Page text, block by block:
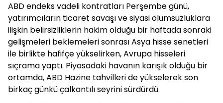
ABD endeks vadeli kontratları Perşembe günü,
yatırımcıların ticaret savaşı ve siyasi olumsuzluklara
ilişkin belirsizliklerin hakim olduğu bir haftada sonraki
gelişmeleri beklemeleri sonrası Asya hisse senetleri
ile birlikte hafifçe yükselirken, Avrupa hisseleri
sıçrama yaptı. Piyasadaki havanın karışık olduğu bir
ortamda, ABD Hazine tahvilleri de yükselerek son
birkaç günkü çalkantılı seyrini sürdürdü.